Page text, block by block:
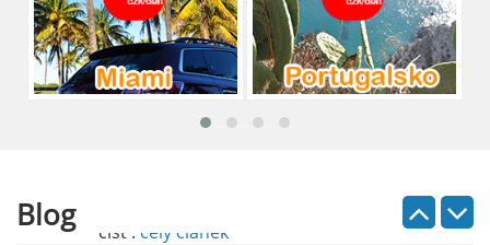
Blog
číst :celý článek
Pronájem auta na letišti Lefkada: Kompletní
průvodce
Půjčení auta na letišti Lefkada je skvělý
číst : celý článek